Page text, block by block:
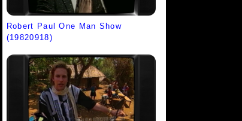
Robert Paul One Man Show
(19820918)